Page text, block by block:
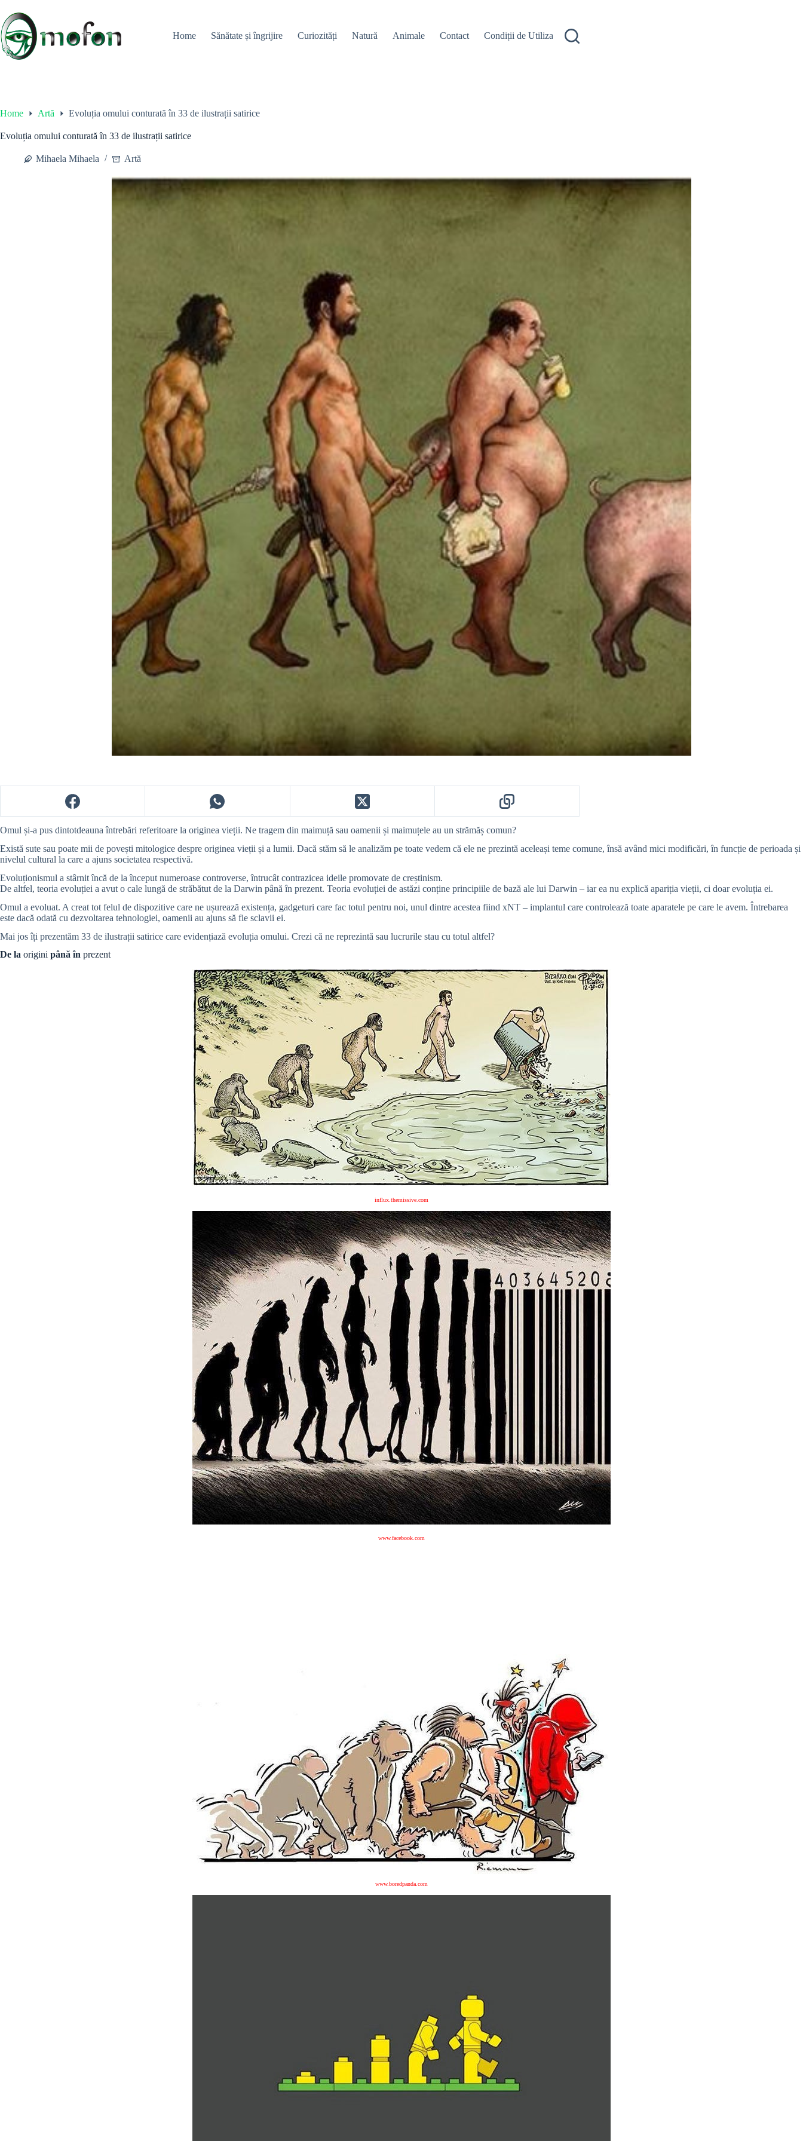
content
Home
Sănătate și îngrijire Curiozități Natură Animale Contact Condiții de Utilizare
Home Artă Evoluția omului conturată în 33 de ilustrații satirice
Evoluția omului conturată în 33 de ilustrații satirice
Mihaela Mihaela Artă
Omul și-a pus dintotdeauna întrebări referitoare la originea vieții. Ne tragem din maimuță sau oamenii și maimuțele au un strămăș comun?
Există sute sau poate mii de povești mitologice despre originea vieții și a lumii. Dacă stăm să le analizăm pe toate vedem că ele ne prezintă aceleași teme comune, însă având mici modificări, în funcție de perioada și
nivelul cultural la care a ajuns societatea respectivă.
Evoluționismul a stârnit încă de la început numeroase controverse, întrucât contrazicea ideile promovate de creștinism.
De altfel, teoria evoluției a avut o cale lungă de străbătut de la Darwin până în prezent. Teoria evoluției de astăzi conține principiile de bază ale lui Darwin – iar ea nu explică apariția vieții, ci doar evoluția ei.
Omul a evoluat. A creat tot felul de dispozitive care ne ușurează existența, gadgeturi care fac totul pentru noi, unul dintre acestea fiind xNT – implantul care controlează toate aparatele pe care le avem. Întrebarea
este dacă odată cu dezvoltarea tehnologiei, oamenii au ajuns să fie sclavii ei.
Mai jos îți prezentăm 33 de ilustrații satirice care evidențiază evoluția omului. Crezi că ne reprezintă sau lucrurile stau cu totul altfel?
De la origini până în prezent
influx.themissive.com
www.facebook.com
www.boredpanda.com